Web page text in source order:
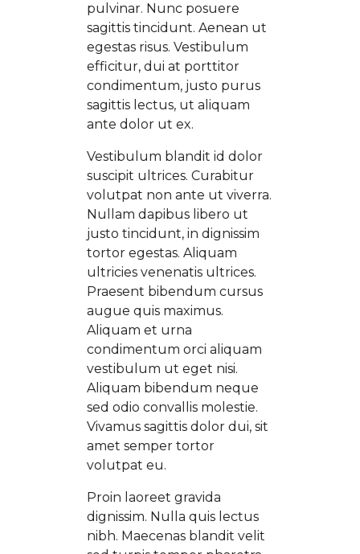
pulvinar. Nunc posuere
sagittis tincidunt. Aenean ut
egestas risus. Vestibulum
efficitur, dui at porttitor
condimentum, justo purus
sagittis lectus, ut aliquam
ante dolor ut ex.
Vestibulum blandit id dolor
suscipit ultrices. Curabitur
volutpat non ante ut viverra.
Nullam dapibus libero ut
justo tincidunt, in dignissim
tortor egestas. Aliquam
ultricies venenatis ultrices.
Praesent bibendum cursus
augue quis maximus.
Aliquam et urna
condimentum orci aliquam
vestibulum ut eget nisi.
Aliquam bibendum neque
sed odio convallis molestie.
Vivamus sagittis dolor dui, sit
amet semper tortor
volutpat eu.
Proin laoreet gravida
dignissim. Nulla quis lectus
nibh. Maecenas blandit velit